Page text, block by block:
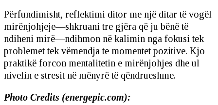
Përfundimisht, reflektimi ditor me një ditar të vogël
mirënjohjeje—shkruani tre gjëra që ju bënë të
ndiheni mirë—ndihmon në kalimin nga fokusi tek
problemet tek vëmendja te momentet pozitive. Kjo
praktikë forcon mentalitetin e mirënjohjes dhe ul
nivelin e stresit në mënyrë të qëndrueshme.
Photo Credits (energepic.com):